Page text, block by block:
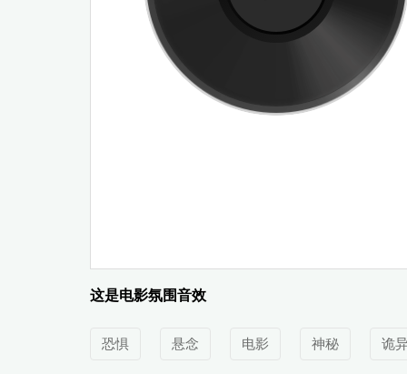
这是电影氛围音效
恐惧 悬念 电影 神秘 诡